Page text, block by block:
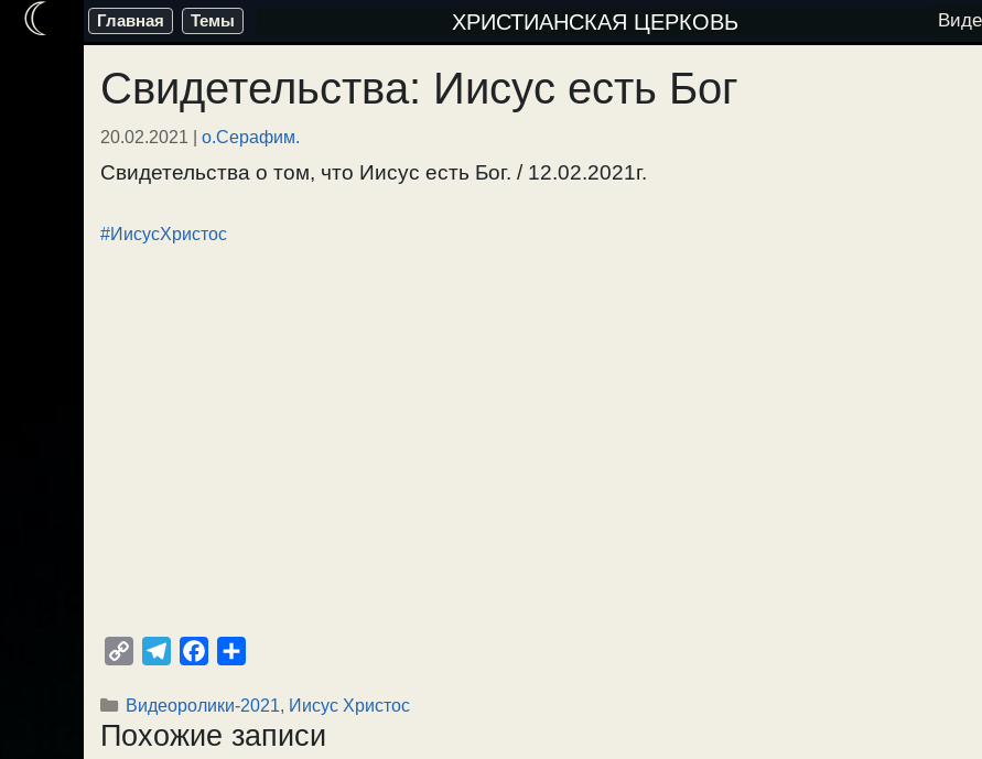
Перейти
содержимому
Главная Темы ХРИСТИАНСКАЯ ЦЕРКОВЬ
Свидетельства: Иисус есть Бог
20.02.2021 | о.Серафим.
Свидетельства о том, что Иисус есть Бог. / 12.02.2021г.
#ИисусХристос
p
y
l
e
c
e
п
р
Рубрики
Видеоролики-2021, Иисус Христос
Похожие записи
☾